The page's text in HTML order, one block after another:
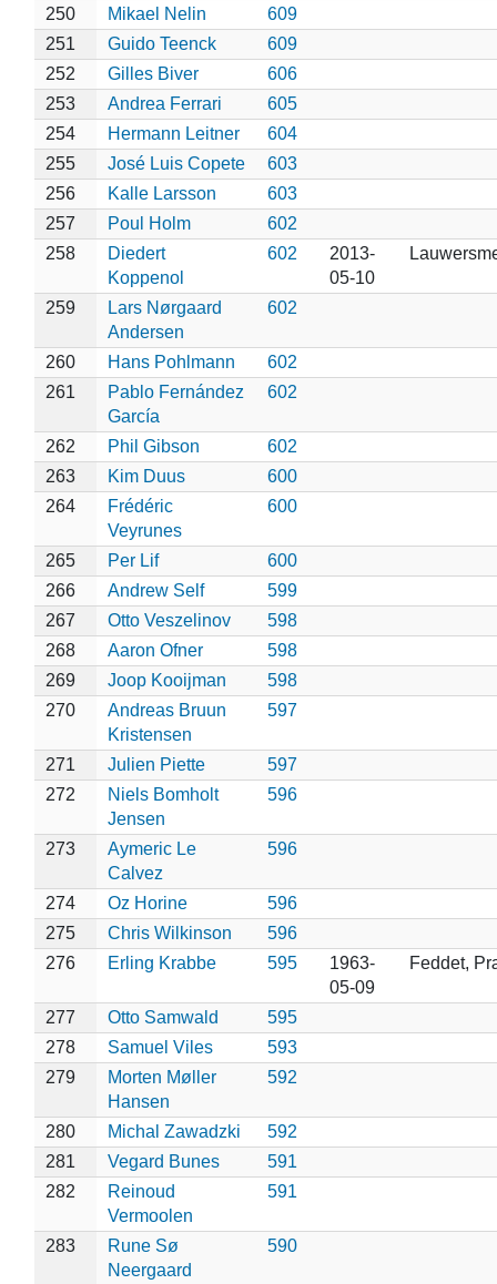
250
Mikael Nelin
609
251
Guido Teenck
609
252
Gilles Biver
606
253
Andrea Ferrari
605
254
Hermann Leitner
604
255
José Luis Copete
603
256
Kalle Larsson
603
257
Poul Holm
602
258
Diedert
Koppenol
602
2013-
05-10
259
Lars Nørgaard
Andersen
602
260 Hans Pohlmann
602
261
Pablo Fernández
García
602
262 Phil Gibson
602
263
Kim Duus
600
264
Frédéric
Veyrunes
600
265 Per Lif
600
266
Andrew Self
599
267
Otto Veszelinov
598
268
Aaron Ofner
598
269
Joop Kooijman
598
270
Andreas Bruun
Kristensen
597
271 Julien Piette
597
272
Niels Bomholt
Jensen
596
273
Aymeric Le
Calvez
596
274 Oz Horine
596
275
Chris Wilkinson
596
276
Erling Krabbe 595
1963-
05-09
Feddet,
277 Otto Samwald
595
278
Samuel Viles
593
279
Morten Møller
Hansen
592
280 Michal Zawadzki
592
281
Vegard Bunes
591
282
Reinoud
Vermoolen
591
283
Rune Sø
Neergaard
590